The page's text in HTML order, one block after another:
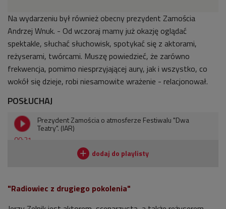
Na wydarzeniu był również obecny prezydent Zamościa
Andrzej Wnuk. - Od wczoraj mamy już okazję oglądać
spektakle, słuchać słuchowisk, spotykać się z aktorami,
reżyserami, twórcami. Muszę powiedzieć, że zarówno
frekwencja, pomimo niesprzyjającej aury, jak i wszystko, co
wokół się dzieje, robi niesamowite wrażenie - relacjonował.
POSŁUCHAJ
00:21
Prezydent Zamościa o atmosferze Festiwalu "Dwa
Teatry". (IAR)
"Radiowiec z drugiego pokolenia"